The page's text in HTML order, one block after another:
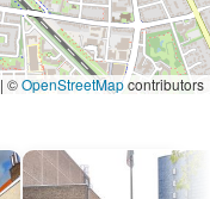
| ©OpenStreetMapcontributors